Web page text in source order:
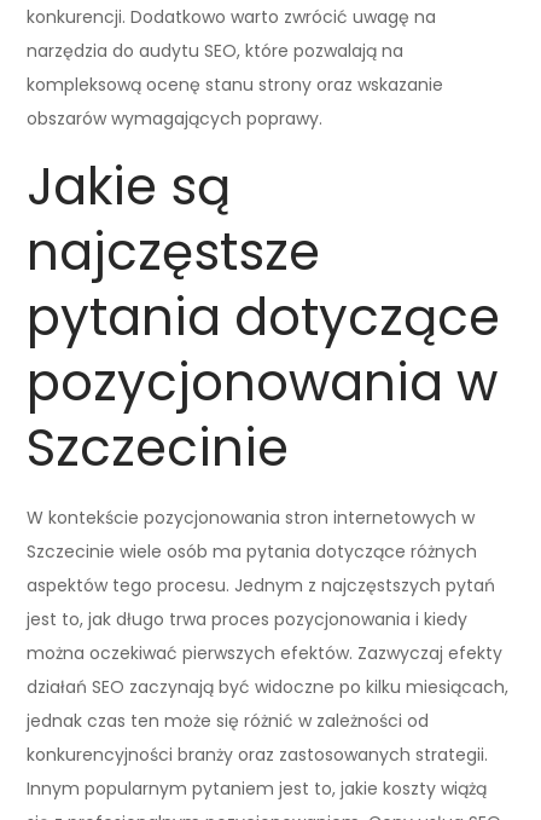
konkurencji. Dodatkowo warto zwrócić uwagę na
narzędzia do audytu SEO, które pozwalają na
kompleksową ocenę stanu strony oraz wskazanie
obszarów wymagających poprawy.
Jakie są
najczęstsze
pytania dotyczące
pozycjonowania w
Szczecinie
W kontekście pozycjonowania stron internetowych w
Szczecinie wiele osób ma pytania dotyczące różnych
aspektów tego procesu. Jednym z najczęstszych pytań
jest to, jak długo trwa proces pozycjonowania i kiedy
można oczekiwać pierwszych efektów. Zazwyczaj efekty
działań SEO zaczynają być widoczne po kilku miesiącach,
jednak czas ten może się różnić w zależności od
konkurencyjności branży oraz zastosowanych strategii.
Innym popularnym pytaniem jest to, jakie koszty wiążą